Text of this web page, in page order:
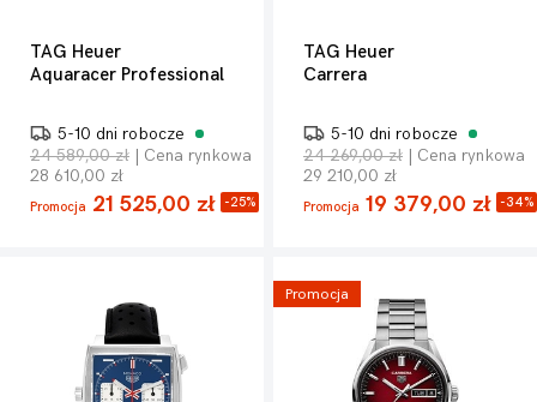
TAG Heuer
Aquaracer Professional
5-10 dni robocze
24 589,00 zł | Cena rynkowa
28 610,00 zł
Promocja 21 525,00 zł -25%
TAG Heuer
Carrera
5-10 dni robocze
24 269,00 zł | Cena rynkowa
29 210,00 zł
Promocja 19 379,00 zł -34%
Promocja